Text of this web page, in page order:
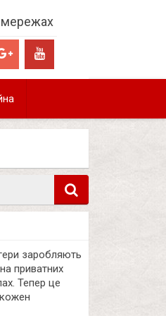
мережах
заробляють
приватних
Тепер це